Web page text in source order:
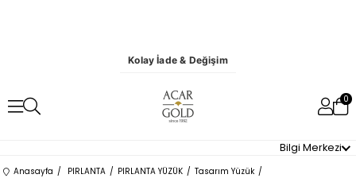
Kolay İade & Değişim
0
Bilgi Merkezi
Anasayfa PIRLANTA PIRLANTA YÜZÜK Tasarım Yüzük